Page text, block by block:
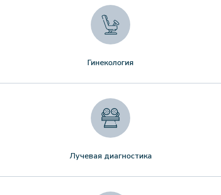
Гинекология
Лучевая диагностика